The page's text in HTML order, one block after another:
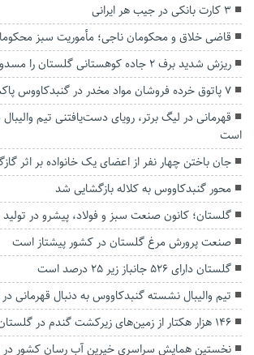
۳ کارت بانکی در جیب هر ایرانی
قاضی خلاق و محکومان ناجی؛ مأموریت سبز
ریزش شدید برف ۲ جاده کوهستانی گلستان را مسدود کرد
۷ پاتوق خرده فروشان مواد مخدر در گنبدکاووس پاکسازی شد
قهرمانی در لیگ برتر، رویای دست‌یافتنی تیم
است
جان باختن چهار نفر از اعضای یک خانواده بر اثر
محور گنبدکاووس به کلاله بازگشایی شد
گلستان؛ کانون صنعت سبز و فولاد، پیشرو در تولید
صنعت پرورش مرغ گلستان در کشور پیشتاز است
گلستان دارای ۵۲۶ جانباز زیر ۲۵ درصد است
تیم والیبال نشسته گنبدکاووس به دنبال قهرمانی
۱۴۶ هزار هکتار از زمین‌های زیرکشت گندم در گلستان، سبز است
نخستین همایش سراسری خیرین آب رسان کشور در